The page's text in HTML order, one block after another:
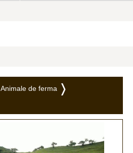
Animale de ferma